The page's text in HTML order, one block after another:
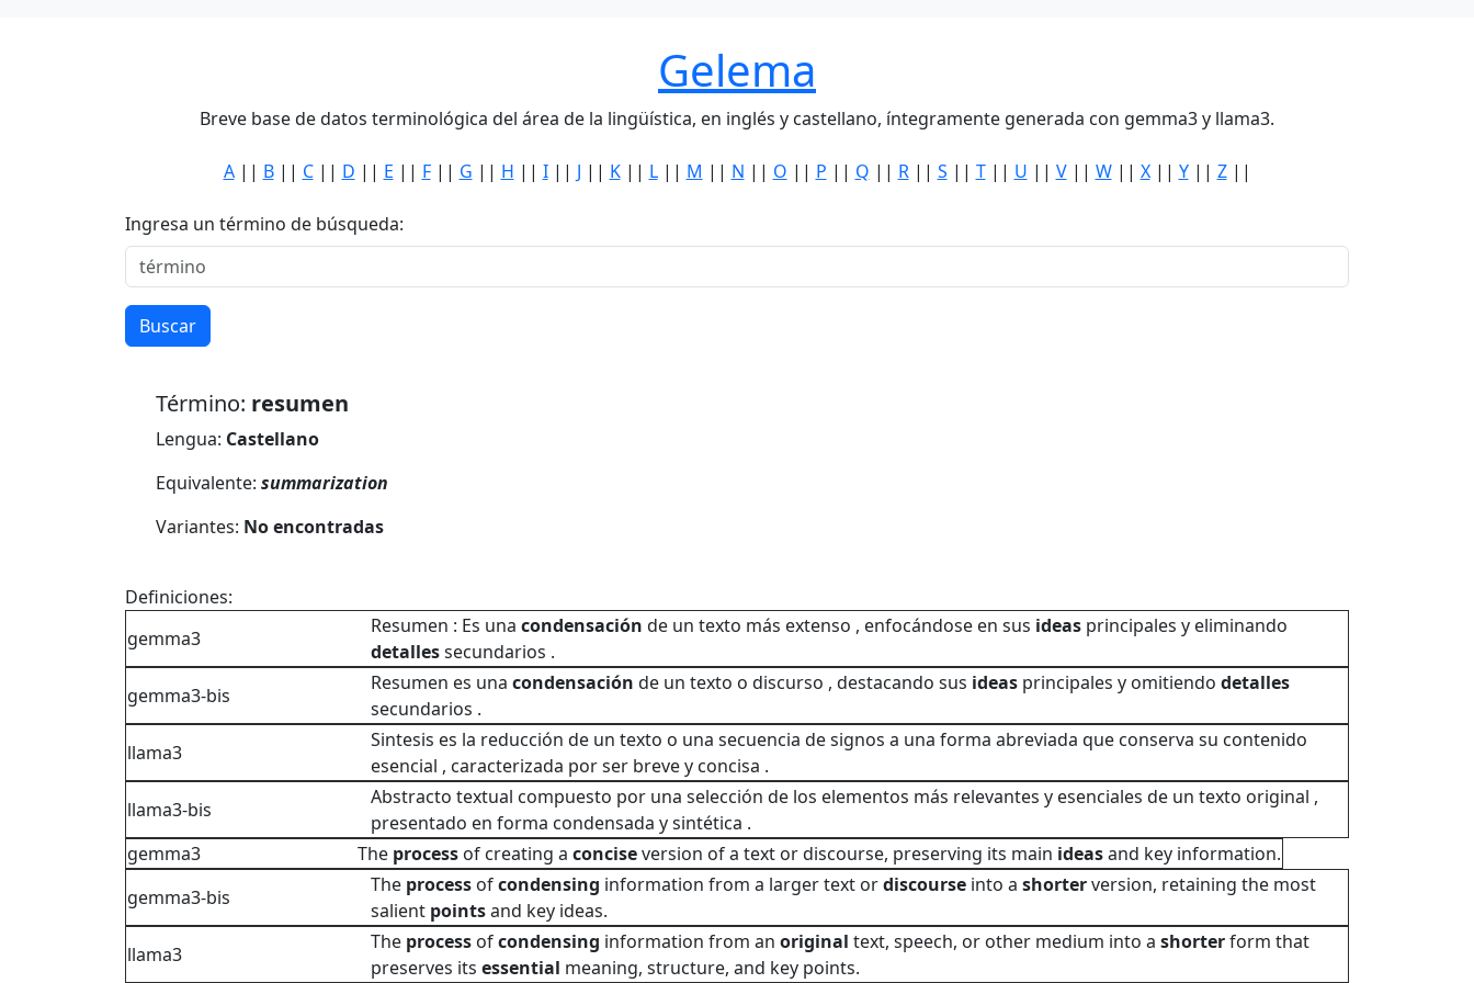
Gelema
Breve base de datos terminológica del área de la lingüística, en inglés y castellano, íntegramente generada con gemma3 y llama3.
A|| B|| C|| D || E || F|| G || H || I|| J || K|| L|| M || N || O || P || Q || R|| S || T|| U || V|| W|| X|| Y|| Z||
Ingresa un término de búsqueda:
Buscar
Término: resumen
Lengua: Castellano
Equivalente: summarization
Variantes: No encontradas
Definiciones:
gemma3
Resumen : Es una condensación de un texto más extenso , enfocándose en sus ideas principales y eliminando
detallessecundarios .
gemma3-bis
Resumen es una condensación de un texto o discurso , destacando sus ideas principales y omitiendo detalles
secundarios .
llama3
Sintesis es la reducción de un texto o una secuencia de signos a una forma abreviada que conserva su contenido
esencial , caracterizada por ser breve y concisa .
llama3-bis
Abstracto textual compuesto por una selección de los elementos más relevantes y esenciales de un texto original ,
presentado en forma condensada y sintética .
gemma3
The process of creating a conciseversion of a text or discourse, preserving its main ideasand key information.
gemma3-bis
The process ofcondensing information from a larger text ordiscourse into a shorterversion, retaining the most
salient pointsand key ideas.
llama3
The process ofcondensing information from an original text, speech, or other medium into a shorterform that
preserves its essential meaning, structure, and key points.